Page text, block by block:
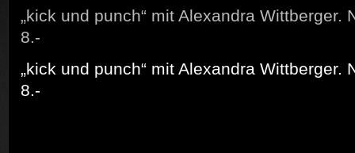
„kick und punch“ mit Alexandra Wittberger.
8.-
„kick und punch“ mit Alexandra Wittberger.
8.-